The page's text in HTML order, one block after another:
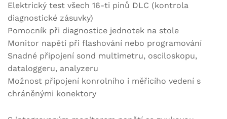
Elektrický test všech 16-ti pinů DLC (kontrola
diagnostické zásuvky)
Pomocník při diagnostice jednotek na stole
Monitor napětí při flashování nebo programování
Snadné připojení sond multimetru, osciloskopu,
dataloggeru, analyzeru
Možnost připojení konrolního i měřicího vedení s
chráněnými konektory